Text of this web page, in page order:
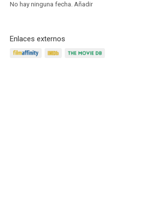
No hay ninguna fecha. Añadir
Enlaces externos